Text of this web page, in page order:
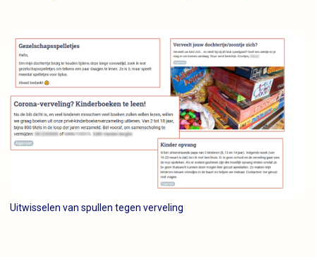
Uitwisselen van spullen tegen verveling